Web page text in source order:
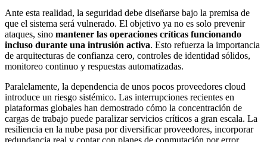
Ante esta realidad, la seguridad debe diseñarse bajo la premisa de
que el sistema será vulnerado. El objetivo ya no es solo prevenir
ataques, sino mantener las operaciones críticas funcionando
incluso durante una intrusión activa. Esto refuerza la importancia
de arquitecturas de confianza cero, controles de identidad sólidos,
monitoreo continuo y respuestas automatizadas.
Paralelamente, la dependencia de unos pocos proveedores cloud
introduce un riesgo sistémico. Las interrupciones recientes en
plataformas globales han demostrado cómo la concentración de
cargas de trabajo puede paralizar servicios críticos a gran escala. La
resiliencia en la nube pasa por diversificar proveedores, incorporar